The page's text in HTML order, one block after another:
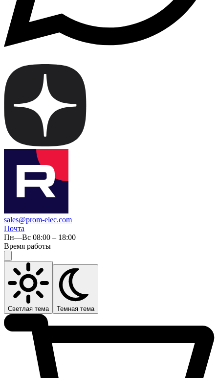
sales@prom-elec.com
Почта
Пн—Вс 08:00 – 18:00
Время работы
Светлая тема Темная тема